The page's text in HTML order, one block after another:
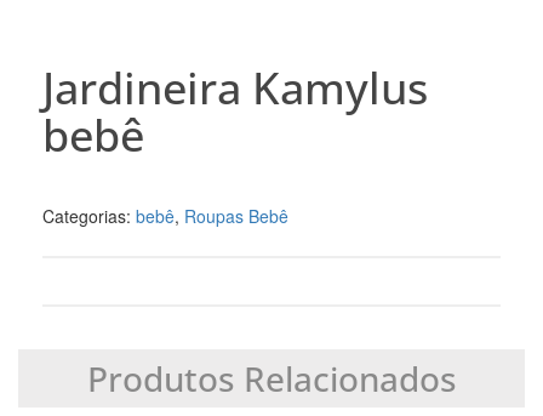
Jardineira Kamylus
bebê
Categorias: bebê, Roupas Bebê
Produtos Relacionados